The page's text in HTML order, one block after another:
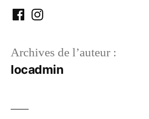
FacebookInstagram
Archives de l’auteur :
locadmin